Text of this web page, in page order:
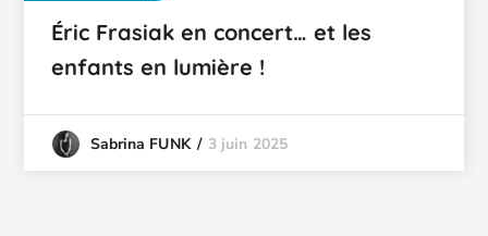
Éric Frasiak en concert… et les
enfants en lumière !
Sabrina FUNK 3 juin 2025